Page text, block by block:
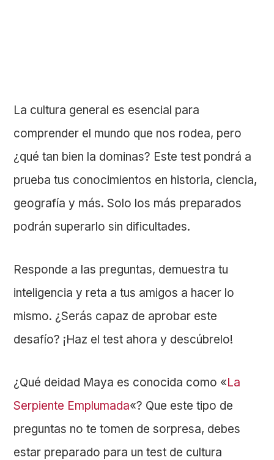
La cultura general es esencial para
comprender el mundo que nos rodea, pero
¿qué tan bien la dominas? Este test pondrá a
prueba tus conocimientos en historia, ciencia,
geografía y más. Solo los más preparados
podrán superarlo sin dificultades.
Responde a las preguntas, demuestra tu
inteligencia y reta a tus amigos a hacer lo
mismo. ¿Serás capaz de aprobar este
desafío? ¡Haz el test ahora y descúbrelo!
¿Qué deidad Maya es conocida como «La
Serpiente Emplumada«? Que este tipo de
preguntas no te tomen de sorpresa, debes
estar preparado para un test de cultura